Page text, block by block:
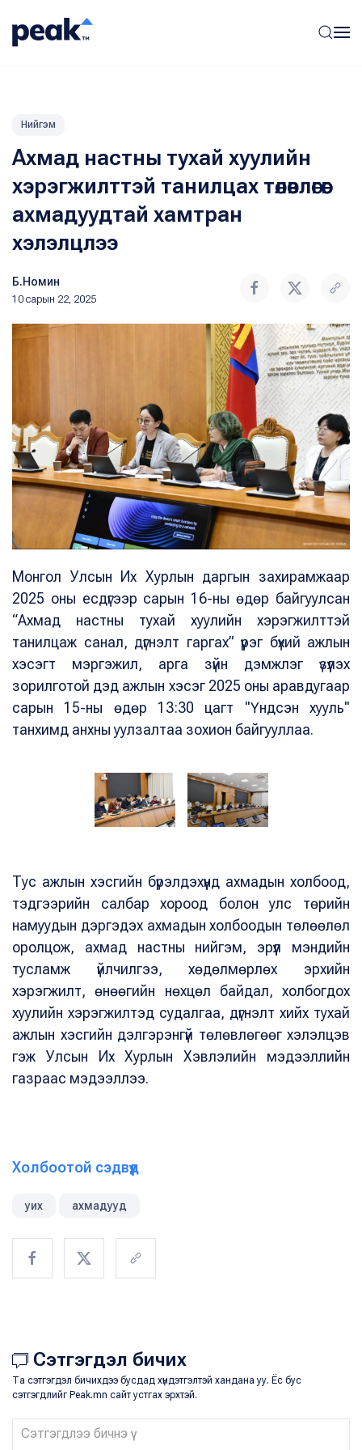
Нийгэм
Ахмад настны тухай хуулийн
хэрэгжилттэй танилцах төлөвлөгөөг
ахмадуудтай хамтран
хэлэлцлээ
Б.Номин
10 сарын 22, 2025
Монгол Улсын Их Хурлын даргын захирамжаар
2025 оны есдүгээр сарын 16-ны өдөр байгуулсан
“Ахмад настны тухай хуулийн хэрэгжилттэй
танилцаж санал, дүгнэлт гаргах” үүрэг бүхий ажлын
хэсэгт мэргэжил, арга зүйн дэмжлэг үзүүлэх
зорилготой дэд ажлын хэсэг 2025 оны аравдугаар
сарын 15-ны өдөр 13:30 цагт "Үндсэн хууль"
танхимд анхны уулзалтаа зохион байгууллаа.
Тус ажлын хэсгийн бүрэлдэхүүнд ахмадын холбоод,
тэдгээрийн салбар хороод болон улс төрийн
намуудын дэргэдэх ахмадын холбоодын төлөөлөл
оролцож, ахмад настны нийгэм, эрүүл мэндийн
тусламж үйлчилгээ, хөдөлмөрлөх эрхийн
хэрэгжилт, өнөөгийн нөхцөл байдал, холбогдох
хуулийн хэрэгжилтэд судалгаа, дүгнэлт хийх тухай
ажлын хэсгийн дэлгэрэнгүй төлөвлөгөөг хэлэлцэв
гэж Улсын Их Хурлын Хэвлэлийн мэдээллийн
газраас мэдээллээ.
Холбоотой сэдвүүд
уих ахмадууд
Сэтгэгдэл бичих
Та сэтгэгдэл бичихдээ бусдад хүндэтгэлтэй хандана уу. Ёс бус
сэтгэгдлийг Peak.mn сайт устгах эрхтэй.